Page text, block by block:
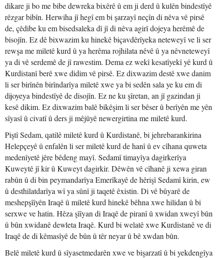
dikare ji bo me bibe dewreka bixêrê û em ji derd û kulên bindestîyê
rêzgar bibîn. Herwiha jî hegî em bi şarzayî neçîn di nêva vê pirsê
de, çêdibe ku em bisedsaleka dî jî di nêva agirî dojeya herêmê de
bisojîn. Ez dê bixwazim ku hinekê biçavdêrîyeka neteweyî ve li ser
rewşa me miletê kurd û ya herêma rojhilata nêvê û ya nêvneteweyî
ya di vê serdemê de jî rawestim. Dema ez wekî kesatîyekî yê kurd û
Kurdistanî berê xwe didim vê pirsê. Ez dixwazim destê xwe danim
li ser birînên birîndarîya miletê xwe ya bi sedên sala ye ku em di
dijoyeya bindestîyê de disojîn. Ez ne ku şîretan, an jî gazindan ji
kesê dikim. Ez dixwazim balê bikêşim li ser bêser û berîyên me yên
sîyasî û civatî û ders ji mêjûyê newergirtina me miletê kurd.
Piştî Sedam, qatilê miletê kurd û Kurdistanê, bi jehrebarankirina
Helepçeyê û enfalên li ser miletê kurd de hanî û ev cîhana quweta
medenîyetê jêre bêdeng mayî. Sedamî timayîya dagirkerîya
Kuweytê jî kir û Kuweyt dagirkir. Dêwên vê cîhanê ji xewa giran
rabûn û di bin peymandarîya Emerîkayê de hêrişî Sedamî kirin, ew
û desthilatdarîya wî ya sûnî ji taqetê êxistin. Di vê bûyarê de
meshepşîîyên Iraqê û miletê kurd hinekê bêhna xwe hilidan û bi
serxwe ve hatin. Hêza şîîyan di Iraqê de piranî û xwidan xweyî bûn
û bûn xwidanê dewleta Iraqê. Kurd bi welatê xwe Kurdistanê ve di
Iraqê de di kêmasîyê de bûn û têr neyar û bê xwdan bûn.
Belê miletê kurd û sîyasetmedarên xwe ve bişarzatî û bi yekdengîya